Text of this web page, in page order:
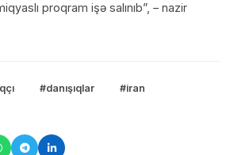
proqram işə salınıb”, – nazir
#danışıqlar #iran